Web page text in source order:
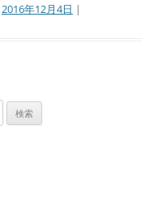
2016年12月4日 |